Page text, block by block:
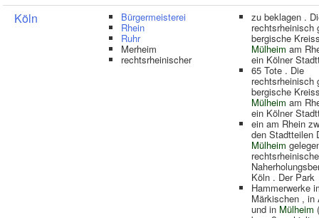
Köln Bürgermeisterei
Rhein
Ruhr
Merheim
rechtsrheinischer
zu beklagen .
rechtsrheinisch
bergische
Mülheim am
ein Kölner
65 Tote . Die
rechtsrheinisch
bergische
Mülheim am
ein Kölner
ein am Rhein
den Stadtteilen
Mülheim
Köln . Der Park
Hammerwerke
Märkischen , in
und in Mülheim